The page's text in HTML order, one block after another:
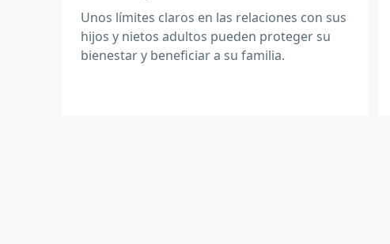
Unos límites claros en las relaciones con sus
hijos y nietos adultos pueden proteger su
bienestar y beneficiar a su familia.